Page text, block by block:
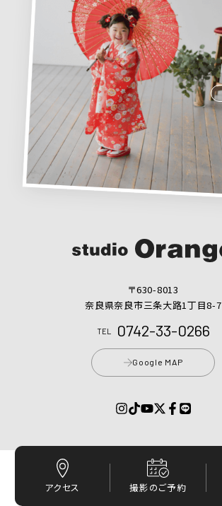
〒630-8013
奈良県奈良市三条大路1丁目8-7
TEL 0742-33-0266
Google MAP
© 2017 - 2026 スタジオオレンジ
プライバシーポリシー
アクセス 撮影のご予約